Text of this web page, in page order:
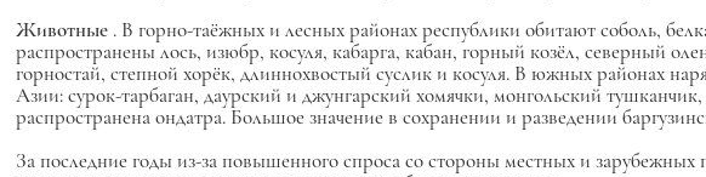
Животные . В горно-таёжных и лесных районах республики обитают соболь,
распространены лось, изюбр, косуля, кабарга, кабан, горный козёл, северный
горностай, степной хорёк, длиннохвостый суслик и косуля. В южных районах
Азии: сурок-тарбаган, даурский и джунгарский хомячки, монгольский
распространена ондатра. Большое значение в сохранении и разведении
За последние годы из-за повышенного спроса со стороны местных и